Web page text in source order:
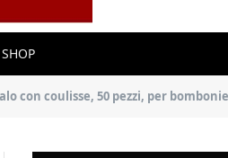
SHOP
di nozze o come regalino per gli